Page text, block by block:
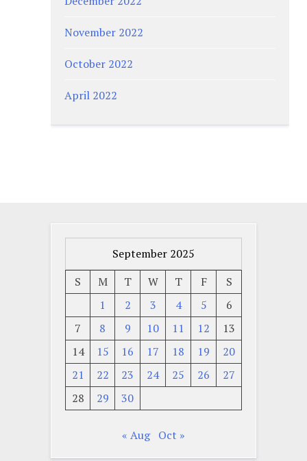
November 2022
October 2022
April 2022
September 2025
S
M T W T F
S
1
2 3 4 5
6
7
8 9 10 11 12
13
14
15 16 17 18 19
20
21
22 23 24 25 26
27
28
29 30
« Aug Oct »